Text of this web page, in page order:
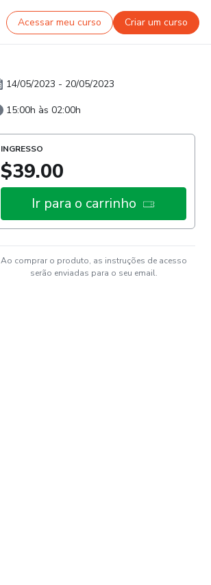
Acessar meu curso Criar um curso
14/05/2023 - 20/05/2023
15:00h às 02:00h
INGRESSO
$39.00
Ir para o carrinho
Ao comprar o produto, as instruções de acesso
serão enviadas para o seu email.